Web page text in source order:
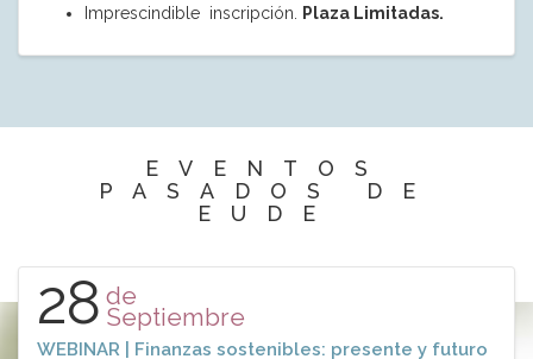
Imprescindible inscripción.
Plaza Limitadas.
EVENTOS
PASADOS DE
EUDE
28 de
Septiembre
WEBINAR | Finanzas sostenibles: presente y futuro